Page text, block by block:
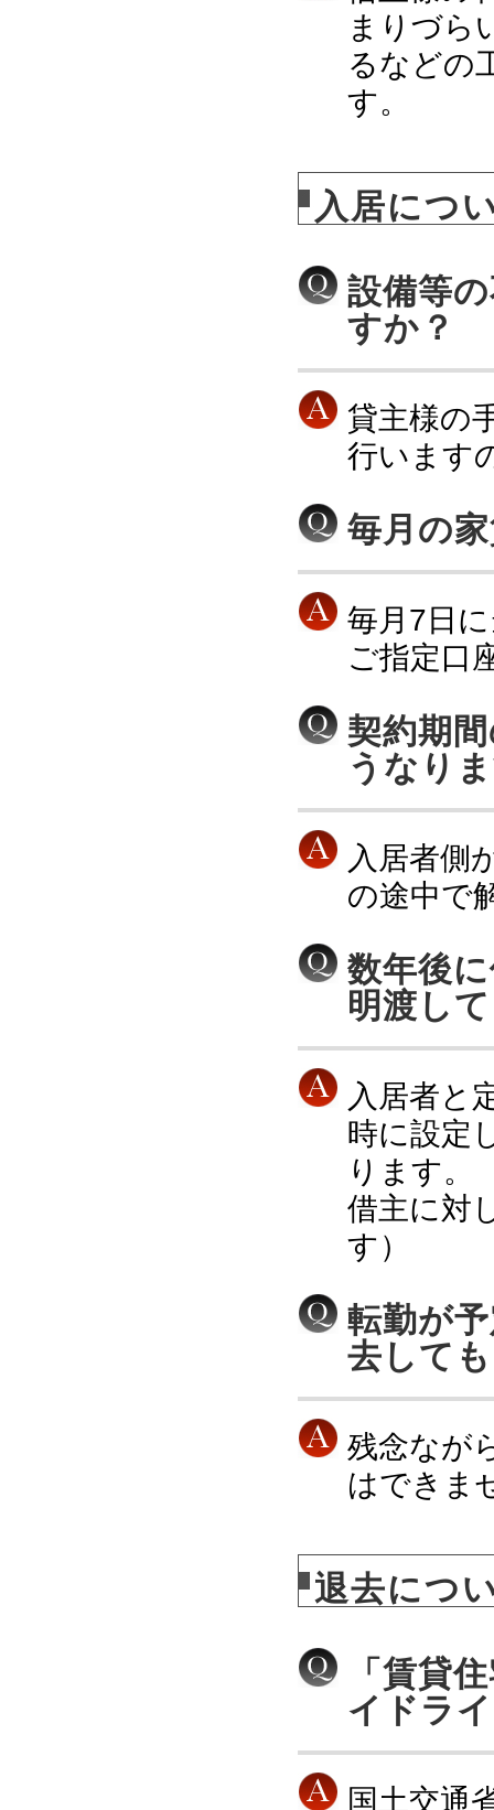
まりづら
るなどの
す。
入居につ
設備等
すか？
貸主様の
行います
毎月の
毎月7日
ご指定口
契約期
うなり
入居者側
の途中で
数年後
明渡し
入居者と
時に設定
ります。
借主に対
す）
転勤が
去して
残念なが
はできま
退去につ
「賃貸
イドラ
国土交通